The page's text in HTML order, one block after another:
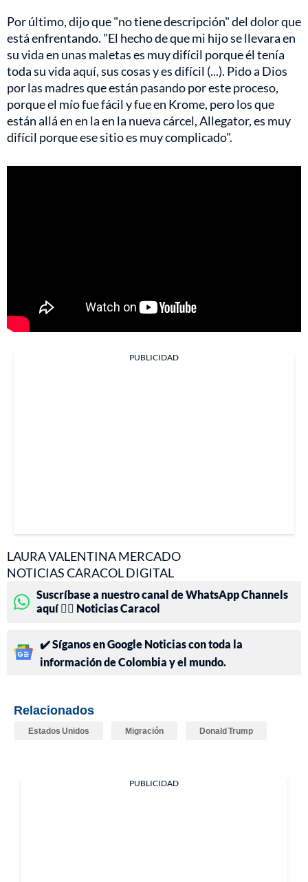
Por último, dijo que "no tiene descripción" del dolor que
está enfrentando. "El hecho de que mi hijo se llevara en
su vida en unas maletas es muy difícil porque él tenía
toda su vida aquí, sus cosas y es difícil (...). Pido a Dios
por las madres que están pasando por este proceso,
porque el mío fue fácil y fue en Krome, pero los que
están allá en en la en la nueva cárcel, Allegator, es muy
difícil porque ese sitio es muy complicado".
PUBLICIDAD
LAURA VALENTINA MERCADO
NOTICIAS CARACOL DIGITAL
Suscríbase a nuestro canal de WhatsApp Channels
aquí 👉🏻 Noticias Caracol
✔️ Síganos en Google Noticias con toda la
información de Colombia y el mundo.
Relacionados
Estados Unidos Migración Donald Trump
PUBLICIDAD